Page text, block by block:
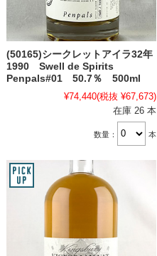
(50165)シークレットアイラ32年
1990 Swell de Spirits
Penpals#01 50.7％ 500ml
¥74,440(税抜 ¥67,673)
在庫 26 本
数量： 本